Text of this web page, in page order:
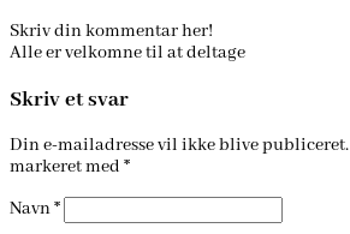
Skriv din kommentar her!
Alle er velkomne til at deltage
Skriv et svar
Din e-mailadresse vil ikke blive publiceret.
markeret med *
Navn*